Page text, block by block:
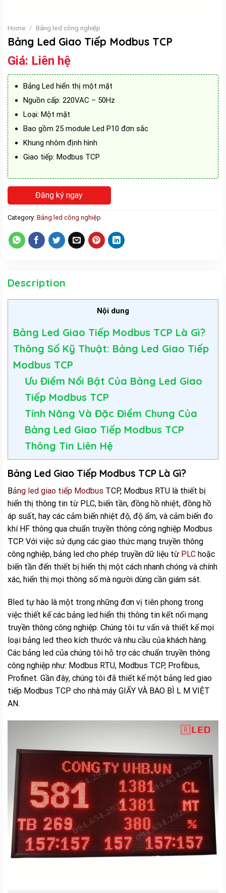
Home / Bảng led công nghiệp
Bảng Led Giao Tiếp Modbus TCP
Giá: Liên hệ
Bảng Led hiển thị một mặt
Nguồn cấp: 220VAC – 50Hz
Loại: Một mặt
Bao gồm 25 module Led P10 đơn sắc
Khung nhôm định hình
Giao tiếp: Modbus TCP
Đăng ký ngay
Category: Bảng led công nghiệp
Description
Nội dung
Bảng Led Giao Tiếp Modbus TCP Là Gì?
Thông Số Kỹ Thuật: Bảng Led Giao Tiếp
Modbus TCP
Ưu Điểm Nổi Bật Của Bảng Led Giao
Tiếp Modbus TCP
Tính Năng Và Đặc Điểm Chung Của
Bảng Led Giao Tiếp Modbus TCP
Thông Tin Liên Hệ
Bảng Led Giao Tiếp Modbus TCP Là Gì?
Bảng led giao tiếp Modbus TCP, Modbus RTU là thiết bị
hiển thị thông tin từ PLC, biến tần, đồng hồ nhiệt, đồng hồ
áp suất, hay các cảm biến nhiệt độ, độ ẩm, và cảm biến đo
khí HF thông qua chuẩn truyền thông công nghiệp Modbus
TCP. Với việc sử dụng các giao thức mạng truyền thông
công nghiệp, bảng led cho phép truyền dữ liệu từ PLC hoặc
biến tần đến thiết bị hiển thị một cách nhanh chóng và chính
xác, hiển thị mọi thông số mà người dùng cần giám sát.
Bled tự hào là một trong những đơn vị tiên phong trong
việc thiết kế các bảng led hiển thị thông tin kết nối mạng
truyền thông công nghiệp. Chúng tôi tư vấn và thiết kế mọi
loại bảng led theo kích thước và nhu cầu của khách hàng.
Các bảng led của chúng tôi hỗ trợ các chuẩn truyền thông
công nghiệp như: Modbus RTU, Modbus TCP, Profibus,
Profinet. Gần đây, chúng tôi đã thiết kế một bảng led giao
tiếp Modbus TCP cho nhà máy GIẤY VÀ BAO BÌ L M VIỆT
AN.